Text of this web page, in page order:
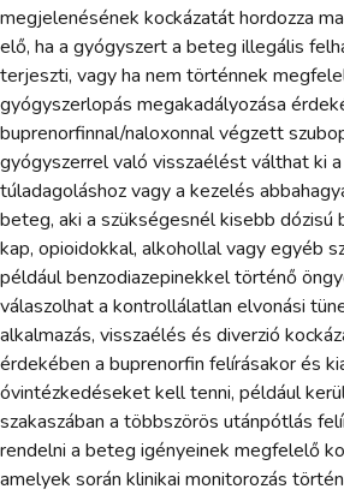
megjelenésének kockázatát hordozza
elő, ha a gyógyszert a beteg illegális
terjeszti, vagy ha nem történnek
gyógyszerlopás megakadályozása
buprenorfinnal/naloxonnal végzett
gyógyszerrel való visszaélést válthat ki
túladagoláshoz vagy a kezelés
beteg, aki a szükségesnél kisebb
kap, opioidokkal, alkohollal vagy egyéb
például benzodiazepinekkel történő
válaszolhat a kontrollálatlan elvonási
alkalmazás, visszaélés és diverzió
érdekében a buprenorfin felírásakor és
óvintézkedéseket kell tenni, például
szakaszában a többszörös utánpótlás
rendelni a beteg igényeinek megfelelő
amelyek során klinikai monitorozás